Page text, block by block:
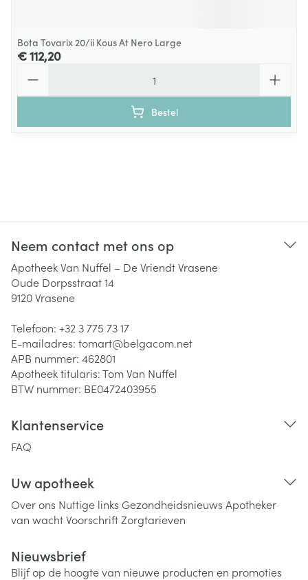
Bota Tovarix 20/ii Kous At Nero Large
€ 112,20
Bestel
Neem contact met ons op
Apotheek Van Nuffel – De Vriendt Vrasene
Oude Dorpsstraat 14
9120Vrasene
Telefoon: +32 3 775 73 17
E-mailadres: tomart@belgacom.net
APB nummer: 462801
Apotheek titularis:Tom Van Nuffel
BTW nummer: BE0472403955
Klantenservice
FAQ
Uw apotheek
Over ons Nuttige links Gezondheidsnieuws Apotheker
van wachtVoorschriftZorgtarieven
Nieuwsbrief
Blijf op de hoogte van nieuwe producten en promoties